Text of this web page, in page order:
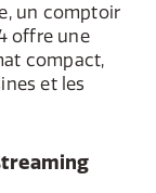
un comptoir
offre une
compact,
et les